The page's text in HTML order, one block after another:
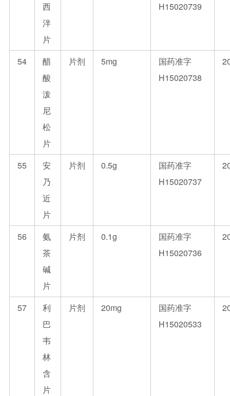
西
泮
片
H15020739
54
醋
酸
泼
尼
松
片
片剂 5mg
国药准字
H15020738
55
安
乃
近
片
片剂 0.5g
国药准字
H15020737
56
氨
茶
碱
片
片剂 0.1g
国药准字
H15020736
57
利
巴
韦
林
含
片
片剂 20mg
国药准字
H15020533